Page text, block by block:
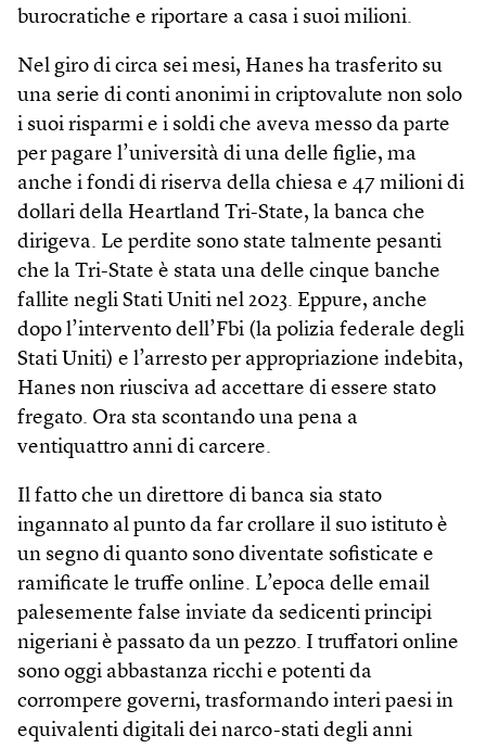
burocratiche e riportare a casa i suoi milioni.
Nel giro di circa sei mesi, Hanes ha trasferito su
una serie di conti anonimi in criptovalute non solo
i suoi risparmi e i soldi che aveva messo da parte
per pagare l’università di una delle figlie, ma
anche i fondi di riserva della chiesa e 47 milioni di
dollari della Heartland Tri-State, la banca che
dirigeva. Le perdite sono state talmente pesanti
che la Tri-State è stata una delle cinque banche
fallite negli Stati Uniti nel 2023. Eppure, anche
dopo l’intervento dell’Fbi (la polizia federale degli
Stati Uniti) e l’arresto per appropriazione indebita,
Hanes non riusciva ad accettare di essere stato
fregato. Ora sta scontando una pena a
ventiquattro anni di carcere.
Il fatto che un direttore di banca sia stato
ingannato al punto da far crollare il suo istituto è
un segno di quanto sono diventate sofisticate e
ramificate le truffe online. L’epoca delle email
palesemente false inviate da sedicenti principi
nigeriani è passato da un pezzo. I truffatori online
sono oggi abbastanza ricchi e potenti da
corrompere governi, trasformando interi paesi in
equivalenti digitali dei narco-stati degli anni